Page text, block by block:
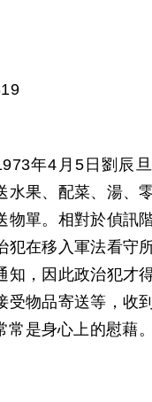
年4月5日劉辰
水果、配菜、湯、
物單。相對於偵訊
犯在移入軍法看守
知，因此政治犯才
受物品寄送等，收
常是身心上的慰藉。